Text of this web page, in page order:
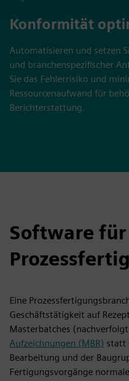
Konformität
Automatisieren und setzen
und branchenspezifischer
Sie das Fehlerrisiko und
Ressourcenaufwand für
Berichterstattung.
Software für
Eine
Geschäftstätigkeit auf
Masterbatches
Aufzeichnungen (MBR) statt
Bearbeitung und der
Fertigungsvorgänge